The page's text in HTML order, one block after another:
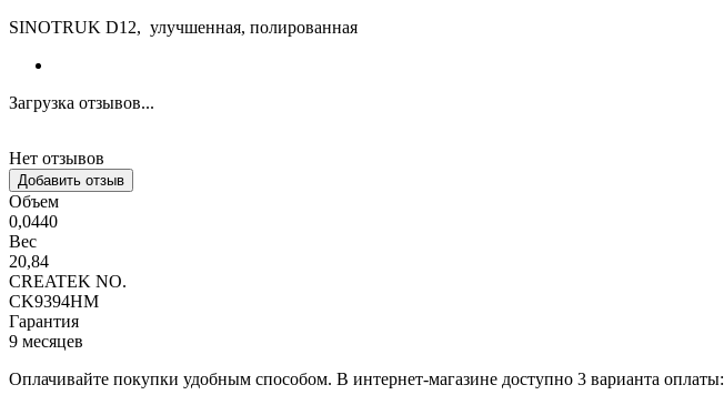
SINOTRUK D12, улучшенная, полированная
Загрузка отзывов...
Нет отзывов
Добавить отзыв
Объем
0,0440
Вес
20,84
CREATEK NO.
CK9394HM
Гарантия
9 месяцев
Оплачивайте покупки удобным способом. В интернет-магазине доступно 3 варианта оплаты: